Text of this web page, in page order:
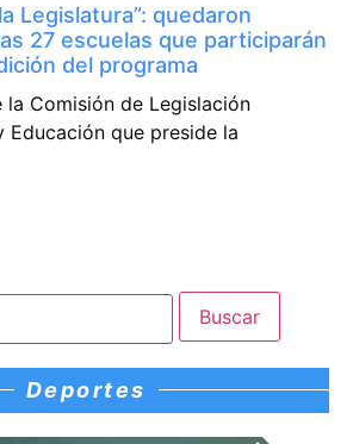
Legislatura”: quedaron
27 escuelas que participarán
del programa
Comisión de Legislación
Educación que preside la
Deportes